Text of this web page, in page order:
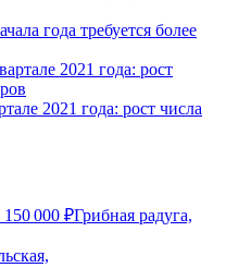
года требуется более
2021 года: рост числа
150 000 ₽Грибная радуга,